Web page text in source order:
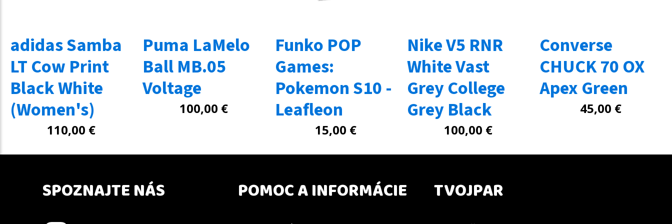
adidas Samba
LT Cow Print
Black White
(Women's)
110,00 €
Puma LaMelo
Ball MB.05
Voltage
100,00 €
Funko POP
Games:
Pokemon S10 -
Leafleon
15,00 €
Nike V5 RNR
White Vast
Grey College
Grey Black
100,00 €
Converse
CHUCK 70 OX
Apex Green
45,00 €
SPOZNAJTE NÁS POMOC A INFORMÁCIE TVOJPAR